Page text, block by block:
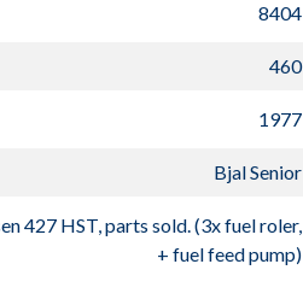
8404
460
1977
Bjal Senior
427 HST, parts sold. (3x fuel roler,
+ fuel feed pump)